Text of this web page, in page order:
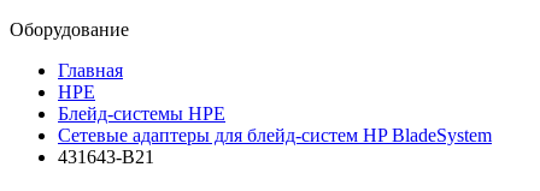
Оборудование
Главная
HPE
Блейд-системы HPE
Сетевые адаптеры для блейд-систем HP BladeSystem
431643-B21